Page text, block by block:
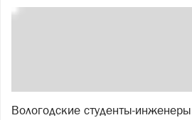
Вологодские студенты-